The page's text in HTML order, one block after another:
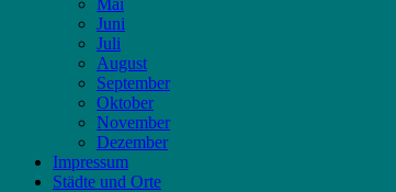
Mai
Juni
Juli
August
September
Oktober
November
Dezember
Impressum
Städte und Orte